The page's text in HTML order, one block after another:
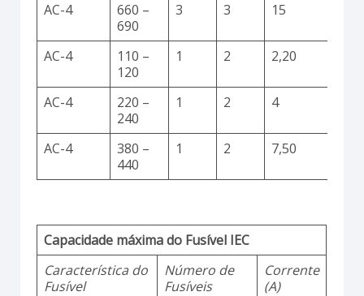
AC-4
660 –
690
3 3 15
AC-4
110 –
120
1 2 2,20
AC-4
220 –
240
1 2 4
AC-4
380 –
440
1 2 7,50
Capacidade máxima do Fusível IEC
Característica do
Fusível
Número de
Fusíveis
Corrente
(A)